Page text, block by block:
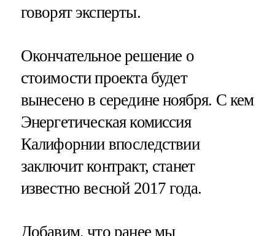
говорят эксперты.
Окончательное решение о
стоимости проекта будет
вынесено в середине ноября. С кем
Энергетическая комиссия
Калифорнии впоследствии
заключит контракт, станет
известно весной 2017 года.
Добавим, что ранее мы